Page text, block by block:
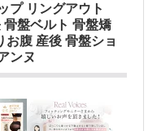
プ リングアウト
盤ベルト 骨盤矯
お腹 産後 骨盤ショ
ンヌ